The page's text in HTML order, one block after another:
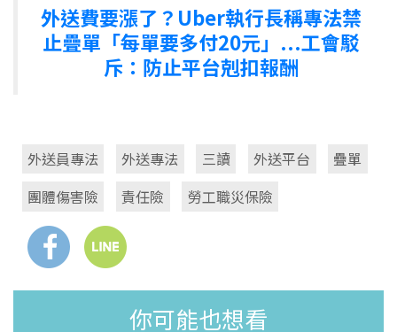
外送費要漲了？Uber執行長稱專法禁
止疊單「每單要多付20元」...工會駁
斥：防止平台剋扣報酬
外送員專法 外送專法 三讀 外送平台
疊單
團體傷害險
責任險 勞工職災保險
你可能也想看